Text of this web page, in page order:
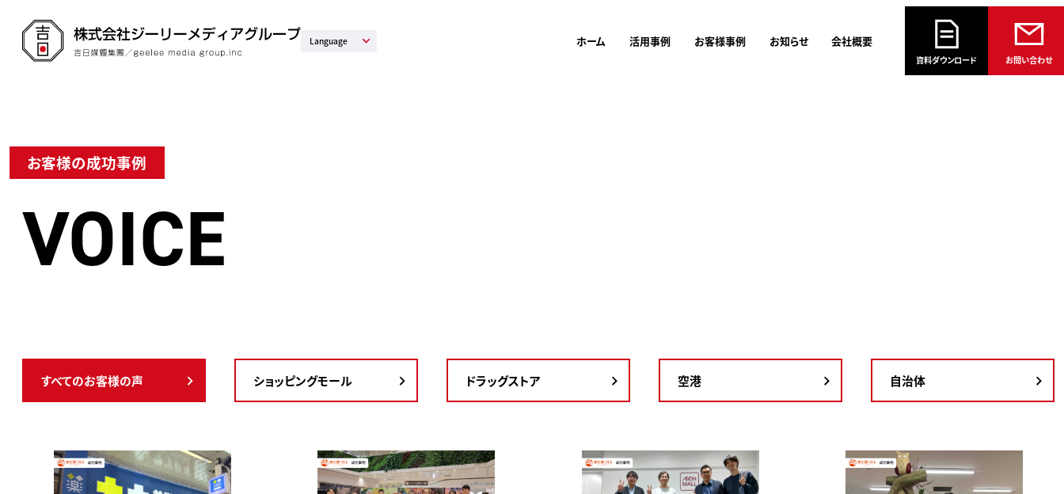
Language ホーム 活用事例 お客様事例 お知らせ 会社概要
資料ダウンロード お問い合わせ
お客様の成功事例
VOICE
すべてのお客様の声 ショッピングモール ドラッグストア 空港 自治体